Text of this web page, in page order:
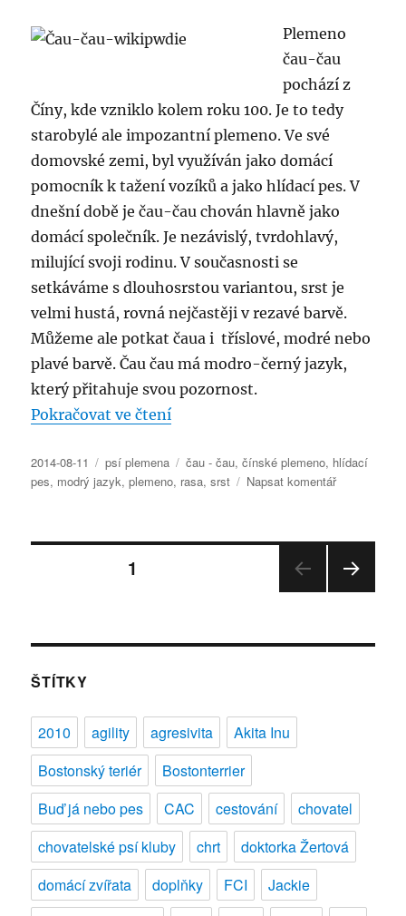
palácových
psíků
Plemeno
čau-čau
pochází z
Číny, kde vzniklo kolem roku 100. Je to tedy
starobylé ale impozantní plemeno. Ve své
domovské zemi, byl využíván jako domácí
pomocník k tažení vozíků a jako hlídací pes. V
dnešní době je čau-čau chován hlavně jako
domácí společník. Je nezávislý, tvrdohlavý,
milující svoji rodinu. V současnosti se
setkáváme s dlouhosrstou variantou, srst je
velmi hustá, rovná nejčastěji v rezavé barvě.
Můžeme ale potkat čaua i tříslové, modré nebo
plavé barvě. Čau čau má modro-černý jazyk,
který přitahuje svou pozornost.
Pokračovat ve čtení„Standard plemene: čau – čau“
Publikováno:
2014-08-11 Rubriky:
psí plemena Štítky:
čau - čau,čínské plemeno, hlídací
pes, modrý jazyk,plemeno, rasa,srst Napsat komentářpro
názvem
plemene:
čau
Stránkování
1
NKA
ŠTÍTKY
2010 agility agresivita
Akita Inu
Bostonský teriér
Bostonterrier
Buď já nebo pes
CAC cestování
chovatel
chovatelské psí kluby
chrt
doktorka Žertová
domácí zvířata
doplňky FCI
Jackie